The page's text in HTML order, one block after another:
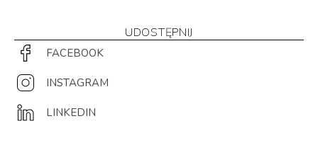
UDOSTĘPNIJ
FACEBOOK
INSTAGRAM
LINKEDIN